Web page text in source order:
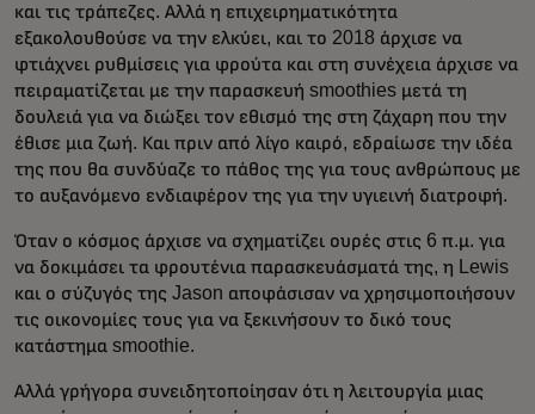
και τις τράπεζες. Αλλά η επιχειρηματικότητα
εξακολουθούσε να την ελκύει, και το 2018 άρχισε να
φτιάχνει ρυθμίσεις για φρούτα και στη συνέχεια άρχισε να
πειραματίζεται με την παρασκευή smoothies μετά τη
δουλειά για να διώξει τον εθισμό της στη ζάχαρη που την
έθισε μια ζωή. Και πριν από λίγο καιρό, εδραίωσε την ιδέα
της που θα συνδύαζε το πάθος της για τους ανθρώπους με
το αυξανόμενο ενδιαφέρον της για την υγιεινή διατροφή.
Όταν ο κόσμος άρχισε να σχηματίζει ουρές στις 6 π.μ. για
να δοκιμάσει τα φρουτένια παρασκευάσματά της, η Lewis
και ο σύζυγός της Jason αποφάσισαν να χρησιμοποιήσουν
τις οικονομίες τους για να ξεκινήσουν το δικό τους
κατάστημα smoothie.
Αλλά γρήγορα συνειδητοποίησαν ότι η λειτουργία μιας